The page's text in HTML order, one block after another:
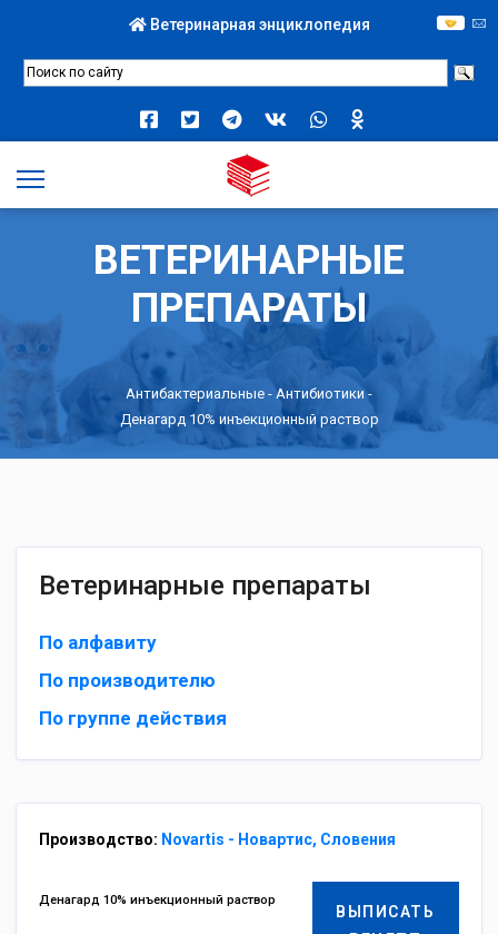
Ветеринарная энциклопедия
ВЕТЕРИНАРНЫЕ
ПРЕПАРАТЫ
Антибактериальные - Антибиотики-
Денагард 10% инъекционный раствор
Ветеринарные препараты
По алфавиту
По производителю
По группе действия
Производство: Novartis - Новартис, Словения
ВЫПИСАТЬ
Денагард 10% инъекционный раствор